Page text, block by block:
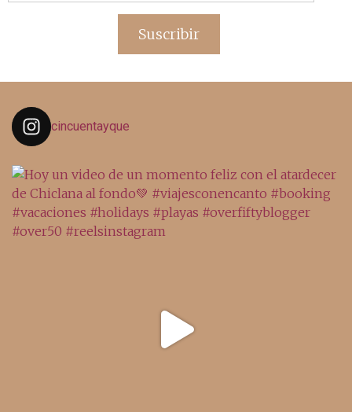
de
Suscribir
cincuentayque